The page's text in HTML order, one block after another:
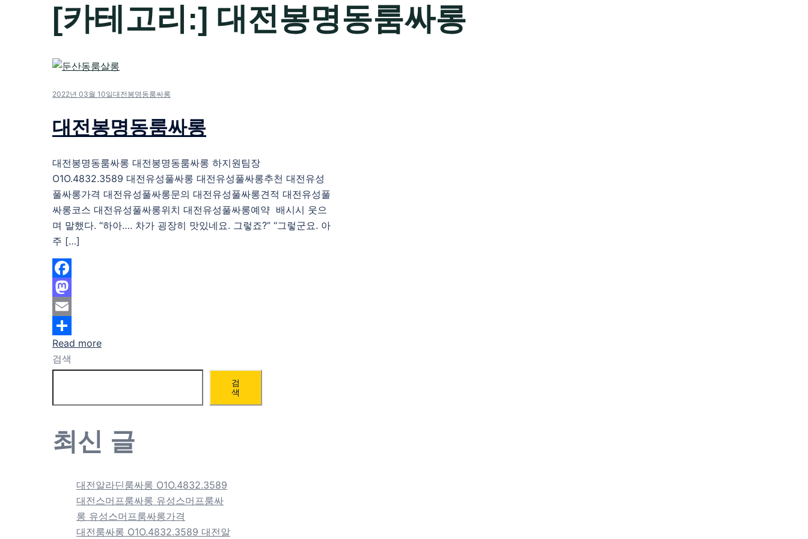
[카테고리:] 대전봉명동룸싸롱
2022년 03월 10일대전봉명동룸싸롱
대전봉명동룸싸롱
대전봉명동룸싸롱 대전봉명동룸싸롱 하지원팀장
O1O.4832.3589 대전유성풀싸롱 대전유성풀싸롱추천 대전유성
풀싸롱가격 대전유성풀싸롱문의 대전유성풀싸롱견적 대전유성풀
싸롱코스 대전유성풀싸롱위치 대전유성풀싸롱예약 배시시 웃으
며 말했다. “하아…. 차가 굉장히 맛있네요. 그렇죠?” “그렇군요. 아
주 […]
Facebook
Mastodon
Email
Share
Read more
검색
검
색
최신 글
대전알라딘룸싸롱 O1O.4832.3589
대전스머프룸싸롱 유성스머프룸싸
롱 유성스머프룸싸롱가격
대전룸싸롱 O1O.4832.3589 대전알